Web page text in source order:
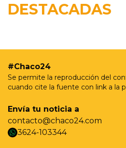
DESTACADAS
castración gratuita para
Prosperidad
#Chaco24
Se permite la reproducción del
cuando cite la fuente con link a la
Envía tu noticia a
contacto@chaco24.com
whatsapp
3624-103344